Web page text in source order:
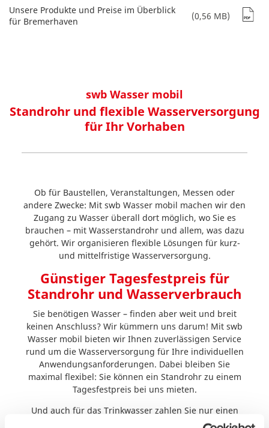
Unsere Produkte und Preise im Überblick
für Bremerhaven
(0,56 MB)
swb Wasser mobil
Standrohr und flexible Wasserversorgung
für Ihr Vorhaben
Ob für Baustellen, Veranstaltungen, Messen oder
andere Zwecke: Mit swb Wasser mobil machen wir den
Zugang zu Wasser überall dort möglich, wo Sie es
brauchen – mit Wasserstandrohr und allem, was dazu
gehört. Wir organisieren flexible Lösungen für kurz-
und mittelfristige Wasserversorgung.
Günstiger Tagesfestpreis für
Standrohr und Wasserverbrauch
Sie benötigen Wasser – finden aber weit und breit
keinen Anschluss? Wir kümmern uns darum! Mit swb
Wasser mobil bieten wir Ihnen zuverlässigen Service
rund um die Wasserversorgung für Ihre individuellen
Anwendungsanforderungen. Dabei bleiben Sie
maximal flexibel: Sie können ein Standrohr zu einem
Tagesfestpreis bei uns mieten.
Und auch für das Trinkwasser zahlen Sie nur einen
günstigen Verbrauchspreis. Unser swb Wasser ist dabei